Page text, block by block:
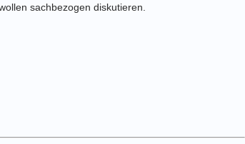
sachbezogen diskutieren.